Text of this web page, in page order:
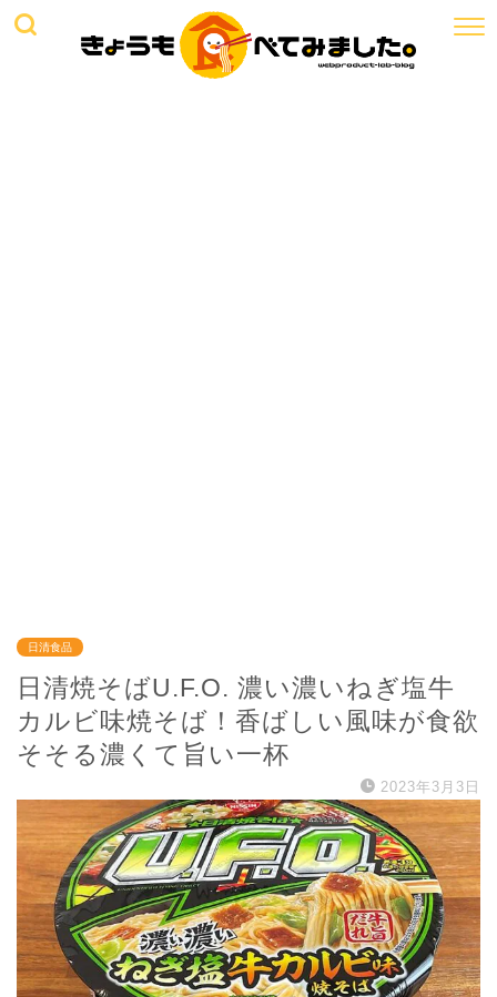
日清食品
日清焼そばU.F.O. 濃い濃いねぎ塩牛
カルビ味焼そば！香ばしい風味が食欲
そそる濃くて旨い一杯
2023年3月3日